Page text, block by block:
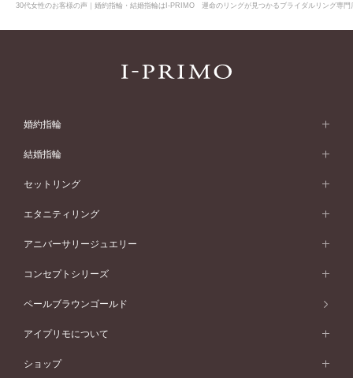
30代女性のお客様の声｜婚約指輪・結婚指輪はI-PRIMO 運命のリングが見つかるブライダルリング専
婚約指輪
婚約指輪 (エンゲージリング)
婚約指輪一覧
ピンクゴールド
ペールブラウンゴールド
ウェーブライン
V字ライン
ワンサイドメレ
ダブルサイドメレ
シンプル
フェミニン
モード
50万円台～
40万円台～
婚約指輪 人気ランキング
結婚指輪
結婚指輪 (マリッジリング)
結婚指輪一覧
ピンクゴールド
ペールブラウンゴールド
ウェーブライン
V字ライン
ワンメレ
セベラルメレ
シンプル
フェミニン
50万円～
セットリング
セットリング
セットリング一覧
ピンクゴールド
ペールブラウンゴールド
エタニティリング
エタニティリング
エタニティリング一覧
ピンクゴールド
アニバーサリージュエリー
アニバーサリージュエリー
アニバーサリージュエリー一覧
ファッションリング
コンセプトシリーズ
コンセプトシリーズ
オリジンビリーフ
ペールブラウンゴールド
アイプリモについて
アイプリモについて
ショップ